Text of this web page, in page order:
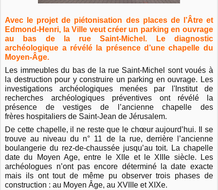
Avec le projet de piétonisation des places de l’Âtre et
Edmond-Henri, la Ville veut créer un parking en ouvrage
au bas de la rue Saint-Michel. Le diagnostic
archéologique a révélé la présence d’une chapelle du
Moyen-Âge.
Les immeubles du bas de la rue Saint-Michel sont voués à
la destruction pour y construire un parking en ouvrage. Les
investigations archéologiques menées par l'Institut de
recherches archéologiques préventives ont révélé la
présence de vestiges de l’ancienne chapelle des
frères hospitaliers de Saint-Jean de Jérusalem.
De cette chapelle, il ne reste que le chœur aujourd’hui. Il se
trouve au niveau du n° 11 de la rue, derrière l’ancienne
boulangerie du rez-de-chaussée jusqu’au toit. La chapelle
date du Moyen Age, entre le XIIe et le XIIIe siècle. Les
archéologues n’ont pas encore déterminé la date exacte
mais ils ont tout de même pu observer trois phases de
construction : au Moyen Âge, au XVIIIe et XIXe.